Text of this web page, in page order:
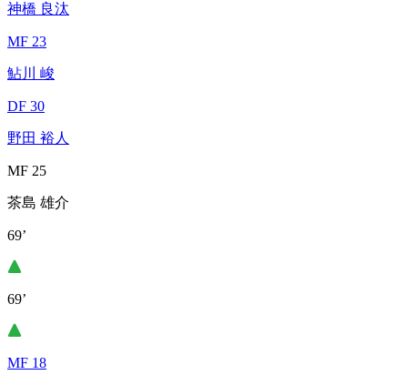
神橋 良汰
MF 23
鮎川 峻
DF 30
野田 裕人
MF 25
茶島 雄介
69’
69’
MF 18